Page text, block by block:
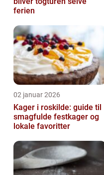
ferien
02 januar 2026
Kager i roskilde: guide til
smagfulde festkager og
lokale favoritter